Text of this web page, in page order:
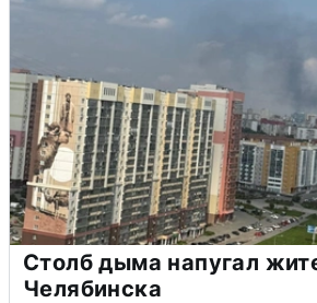
Столб дыма напугал
Челябинска